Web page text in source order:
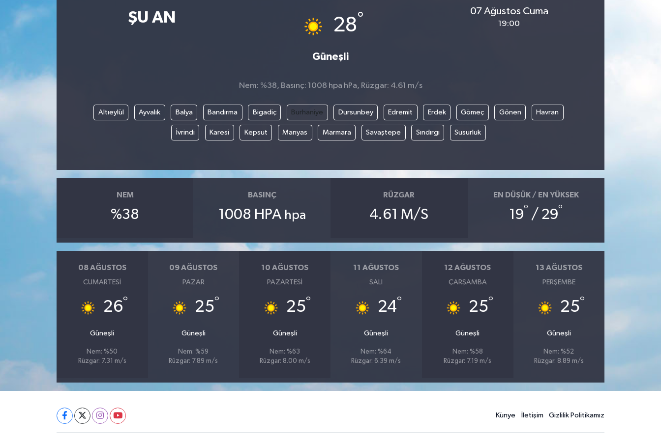
ŞU AN 28°
Güneşli
07 Ağustos Cuma
19:00
Nem: %38, Basınç: 1008 hpa hPa, Rüzgar: 4.61 m/s
Altıeylül Ayvalık Balya Bandırma Bigadiç Burhaniye Dursunbey Edremit Erdek Gömeç Gönen Havran
İvrindi Karesi Kepsut Manyas Marmara Savaştepe Sındırgı Susurluk
NEM
%38
BASINÇ
1008 HPA hpa
RÜZGAR
4.61 M/S
EN DÜŞÜK / EN YÜKSEK
19° / 29°
08 AĞUSTOS
CUMARTESI
26°
Güneşli
Nem: %50
Rüzgar: 7.31 m/s
09 AĞUSTOS
PAZAR
25°
Güneşli
Nem: %59
Rüzgar: 7.89 m/s
10 AĞUSTOS
PAZARTESI
25°
Güneşli
Nem: %63
Rüzgar: 8.00 m/s
11 AĞUSTOS
SALI
24°
Güneşli
Nem: %64
Rüzgar: 6.39 m/s
12 AĞUSTOS
ÇARŞAMBA
25°
Güneşli
Nem: %58
Rüzgar: 7.19 m/s
13 AĞUSTOS
PERŞEMBE
25°
Güneşli
Nem: %52
Rüzgar: 8.89 m/s
Künye İletişim Gizlilik Politikamız